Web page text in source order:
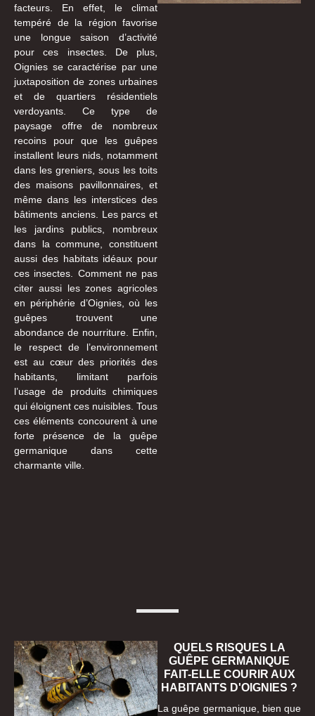
facteurs. En effet, le climat
tempéré de la région favorise
une longue saison d’activité
pour ces insectes. De plus,
Oignies se caractérise par une
juxtaposition de zones urbaines
et de quartiers résidentiels
verdoyants. Ce type de
paysage offre de nombreux
recoins pour que les guêpes
installent leurs nids, notamment
dans les greniers, sous les toits
des maisons pavillonnaires, et
même dans les interstices des
bâtiments anciens. Les parcs et
les jardins publics, nombreux
dans la commune, constituent
aussi des habitats idéaux pour
ces insectes. Comment ne pas
citer aussi les zones agricoles
en périphérie d’Oignies, où les
guêpes trouvent une
abondance de nourriture. Enfin,
le respect de l’environnement
est au cœur des priorités des
habitants, limitant parfois
l’usage de produits chimiques
qui éloignent ces nuisibles. Tous
ces éléments concourent à une
forte présence de la guêpe
germanique dans cette
charmante ville.
QUELS RISQUES LA
GUÊPE GERMANIQUE
FAIT-ELLE COURIR AUX
HABITANTS D'OIGNIES ?
La guêpe germanique, bien que